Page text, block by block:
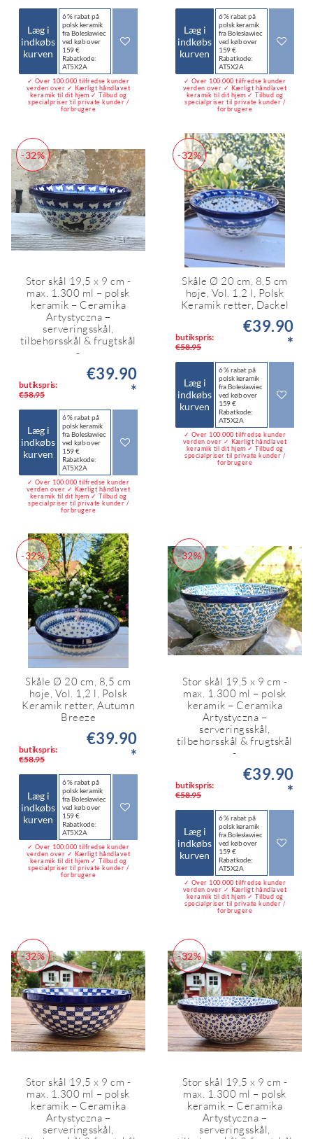
Læg i
indkøbs
kurven
6 % rabat på
polsk keramik
fra Bolesławiec
ved køb over
159 €
Rabatkode:
AT5X2A
✓ Over 100.000 tilfredse kunder
verden over ✓ Kærligt håndlavet
keramik til dit hjem ✓ Tilbud og
specialpriser til private kunder /
forbrugere
Læg i
indkøbs
kurven
6 % rabat på
polsk keramik
fra Bolesławiec
ved køb over
159 €
Rabatkode:
AT5X2A
✓ Over 100.000 tilfredse kunder
verden over ✓ Kærligt håndlavet
keramik til dit hjem ✓ Tilbud og
specialpriser til private kunder /
forbrugere
-32%
Stor skål 19,5 x 9 cm -
max. 1.300 ml – polsk
keramik – Ceramika
Artystyczna –
serveringsskål,
tilbehørsskål & frugtskål
-
butikspris:
€58.95
€39.90
*
Læg i
indkøbs
kurven
6 % rabat på
polsk keramik
fra Bolesławiec
ved køb over
159 €
Rabatkode:
AT5X2A
✓ Over 100.000 tilfredse kunder
verden over ✓ Kærligt håndlavet
keramik til dit hjem ✓ Tilbud og
specialpriser til private kunder /
forbrugere
-32%
Skåle Ø 20 cm, 8,5 cm
høje, Vol. 1,2 l, Polsk
Keramik retter, Dackel
butikspris:
€58.95
€39.90
*
Læg i
indkøbs
kurven
6 % rabat på
polsk keramik
fra Bolesławiec
ved køb over
159 €
Rabatkode:
AT5X2A
✓ Over 100.000 tilfredse kunder
verden over ✓ Kærligt håndlavet
keramik til dit hjem ✓ Tilbud og
specialpriser til private kunder /
forbrugere
-32%
Skåle Ø 20 cm, 8,5 cm
høje, Vol. 1,2 l, Polsk
Keramik retter, Autumn
Breeze
butikspris:
€58.95
€39.90
*
Læg i
indkøbs
kurven
6 % rabat på
polsk keramik
fra Bolesławiec
ved køb over
159 €
Rabatkode:
AT5X2A
✓ Over 100.000 tilfredse kunder
verden over ✓ Kærligt håndlavet
keramik til dit hjem ✓ Tilbud og
specialpriser til private kunder /
forbrugere
-32%
Stor skål 19,5 x 9 cm -
max. 1.300 ml – polsk
keramik – Ceramika
Artystyczna –
serveringsskål,
tilbehørsskål & frugtskål
-
butikspris:
€58.95
€39.90
*
Læg i
indkøbs
kurven
6 % rabat på
polsk keramik
fra Bolesławiec
ved køb over
159 €
Rabatkode:
AT5X2A
✓ Over 100.000 tilfredse kunder
verden over ✓ Kærligt håndlavet
keramik til dit hjem ✓ Tilbud og
specialpriser til private kunder /
forbrugere
-32%
Stor skål 19,5 x 9 cm -
max. 1.300 ml – polsk
keramik – Ceramika
Artystyczna –
serveringsskål,
-32%
Stor skål 19,5 x 9 cm -
max. 1.300 ml – polsk
keramik – Ceramika
Artystyczna –
serveringsskål,